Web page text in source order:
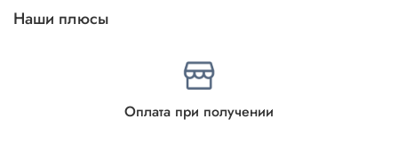
Наши плюсы
Оплата при получении